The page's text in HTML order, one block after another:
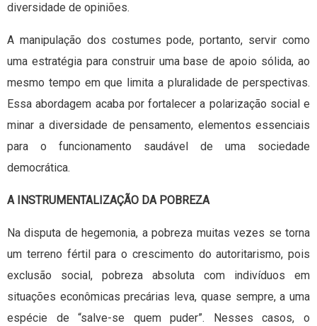
diversidade de opiniões.
A manipulação dos costumes pode, portanto, servir como
uma estratégia para construir uma base de apoio sólida, ao
mesmo tempo em que limita a pluralidade de perspectivas.
Essa abordagem acaba por fortalecer a polarização social e
minar a diversidade de pensamento, elementos essenciais
para o funcionamento saudável de uma sociedade
democrática.
A INSTRUMENTALIZAÇÃO DA POBREZA
Na disputa de hegemonia, a pobreza muitas vezes se torna
um terreno fértil para o crescimento do autoritarismo, pois
exclusão social, pobreza absoluta com indivíduos em
situações econômicas precárias leva, quase sempre, a uma
espécie de “salve-se quem puder”. Nesses casos, o